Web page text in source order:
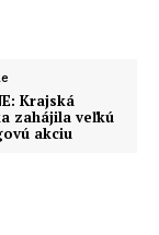
Krajská
zahájila veľkú
akciu